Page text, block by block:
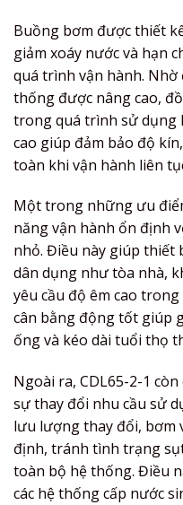
Buồng bơm được thiết
giảm xoáy nước và hạn
quá trình vận hành.
thống được nâng cao,
trong quá trình sử dụng
cao giúp đảm bảo độ
toàn khi vận hành liên
Một trong những ưu
năng vận hành ổn định
nhỏ. Điều này giúp thiết
dân dụng như tòa nhà,
yêu cầu độ êm cao
cân bằng động tốt giúp
ống và kéo dài tuổi thọ
Ngoài ra, CDL65-2-1
sự thay đổi nhu cầu sử
lưu lượng thay đổi, bơm
định, tránh tình trạng
toàn bộ hệ thống. Điều
các hệ thống cấp nước